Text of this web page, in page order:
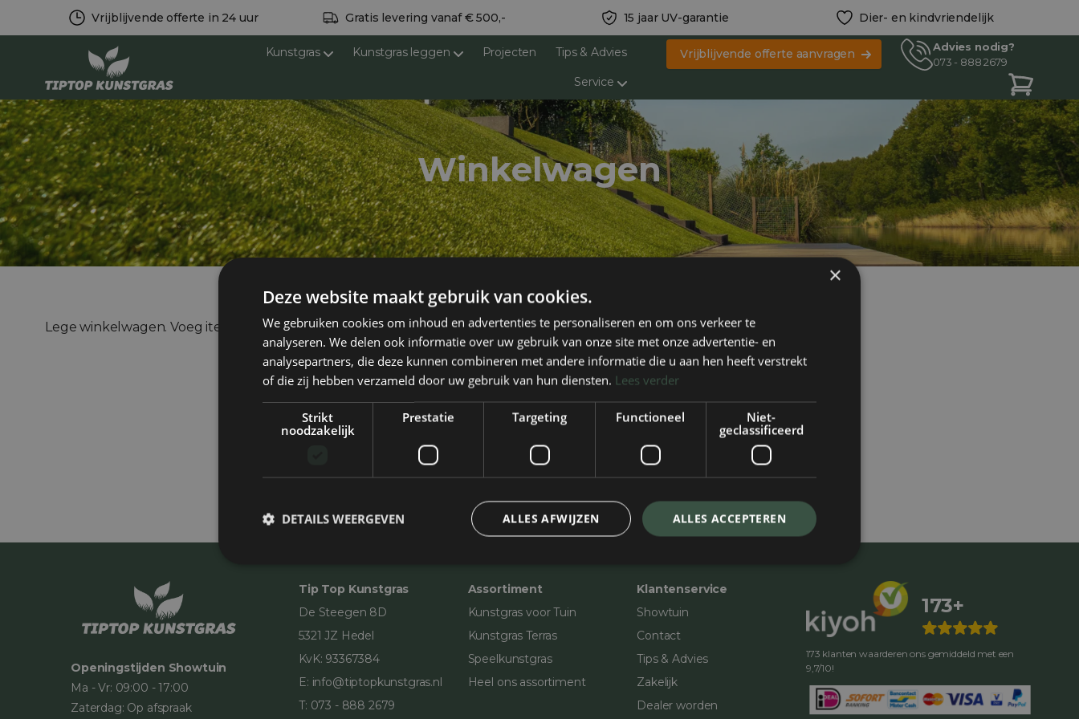
Vrijblijvende offerte in 24 uur Gratis levering vanaf € 500,- 15 jaar UV-garantie Dier- en kindvriendelijk
Kunstgras Kunstgras leggen Projecten Tips & Advies
Service
Vrijblijvende offerte aanvragen
Advies nodig?
073 - 888 2679
Winkelwagen
Lege winkelwagen. Voeg items toe op deproductenpagina.
Openingstijden Showtuin
Ma - Vr: 09:00 - 17:00
Zaterdag: Op afspraak
Tip Top Kunstgras
De Steegen 8D
5321 JZ Hedel
KvK: 93367384
E: info@tiptopkunstgras.nl
T: 073 - 888 2679
Assortiment
Kunstgras voor Tuin
Kunstgras Terras
Speelkunstgras
Heel ons assortiment
Klantenservice
Showtuin
Contact
Tips & Advies
Zakelijk
Dealer worden
173+
173 klanten waarderen ons gemiddeld met een
9,7/10!
×
Deze website maakt gebruik van cookies.
We gebruiken cookies om inhoud en advertenties te personaliseren en om ons verkeer te
analyseren. We delen ook informatie over uw gebruik van onze site met onze advertentie- en
analysepartners, die deze kunnen combineren met andere informatie die u aan hen heeft verstrekt
of die zij hebben verzameld door uw gebruik van hun diensten. Lees verder
Strikt
noodzakelijk
Prestatie Targeting Functioneel
Niet-
geclassificeerd
ALLES ACCEPTEREN
ALLES AFWIJZEN
DETAILS WEERGEVEN